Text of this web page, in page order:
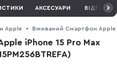
АКСЕСУАРИ ВІДГУКИ
Apple Вживаний Смартфон Apple
iPhone 15 Pro Max